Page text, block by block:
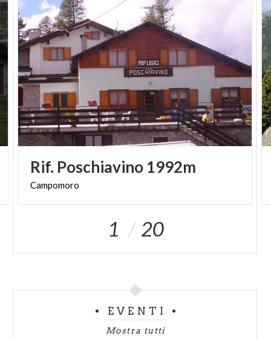
Rif. Poschiavino 1992m
Campomoro
1 20
EVENTI
Mostra tutti